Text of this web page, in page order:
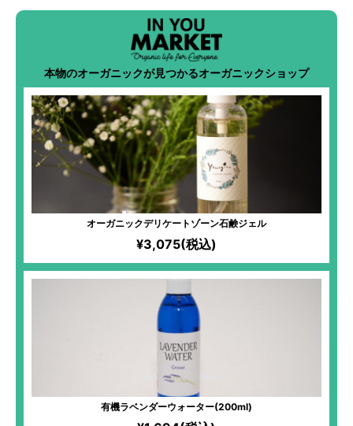
本物のオーガニックが見つかるオーガニックショップ
オーガニックデリケートゾーン石鹸ジェル
¥3,075(税込)
有機ラベンダーウォーター(200ml)